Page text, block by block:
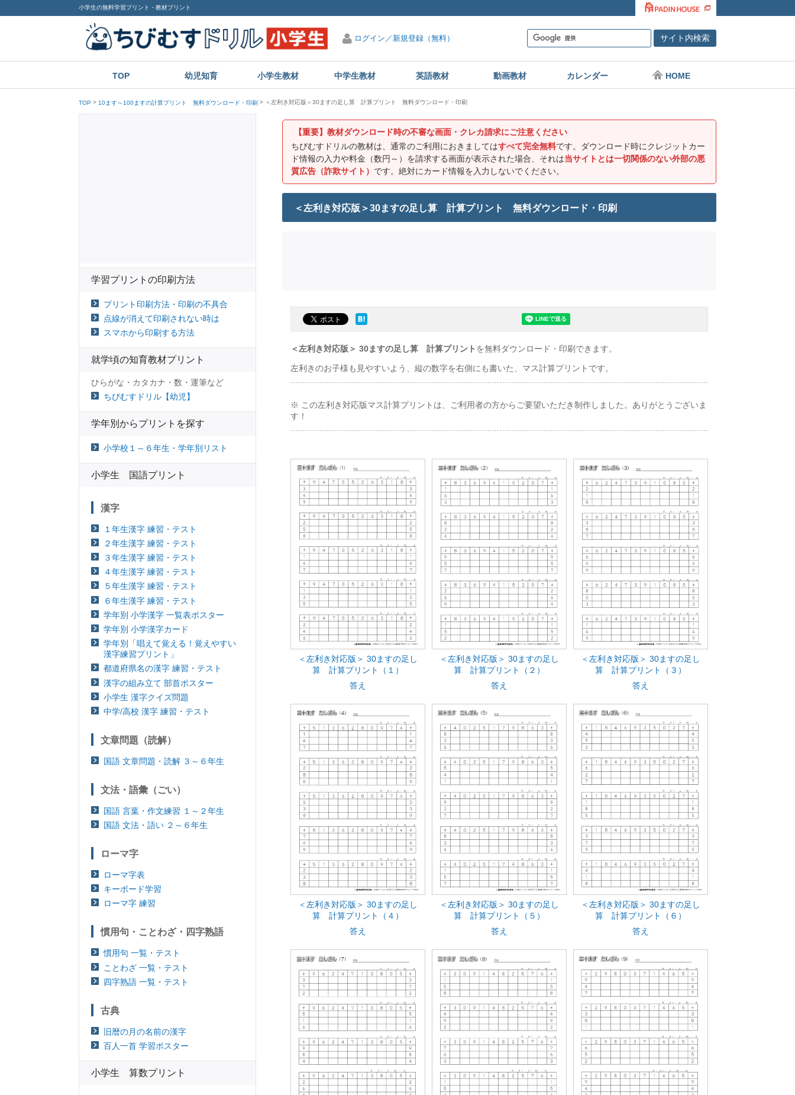
小学生の無料学習プリント・教材プリント
ログイン／新規登録（無料）
TOP 幼児知育 小学生教材 中学生教材 英語教材 動画教材 カレンダー HOME
TOP 10ます～100ますの計算プリント 無料ダウンロード・印刷 ＜左利き対応版＞30ますの足し算 計算プリント 無料ダウンロード・印刷
【重要】教材ダウンロード時の不審な画面・クレカ請求にご注意ください
ちびむすドリルの教材は、通常のご利用におきましてはすべて完全無料です。ダウンロード時にクレジットカー
ド情報の入力や料金（数円～）を請求する画面が表示された場合、それは当サイトとは一切関係のない外部の悪
質広告（詐欺サイト） です。絶対にカード情報を入力しないでください。
＜左利き対応版＞30ますの足し算 計算プリント 無料ダウンロード・印刷
＜左利き対応版＞ 30ますの足し算 計算プリント を無料ダウンロード・印刷できます。
左利きのお子様も見やすいよう、縦の数字を右側にも書いた、マス計算プリントです。
※ この左利き対応版マス計算プリントは、ご利用者の方からご要望いただき制作しました。ありがとうございま
す！
＜左利き対応版＞ 30ますの足し
算 計算プリント（１）
答え
＜左利き対応版＞ 30ますの足し
算 計算プリント（２）
答え
＜左利き対応版＞ 30ますの足し
算 計算プリント（３）
答え
＜左利き対応版＞ 30ますの足し
算 計算プリント（４）
答え
＜左利き対応版＞ 30ますの足し
算 計算プリント（５）
答え
＜左利き対応版＞ 30ますの足し
算 計算プリント（６）
答え
学習プリントの印刷方法
プリント印刷方法・印刷の不具合
点線が消えて印刷されない時は
スマホから印刷する方法
就学頃の知育教材プリント
ひらがな・カタカナ・数・運筆など
ちびむすドリル【幼児】
学年別からプリントを探す
小学校１～６年生・学年別リスト
小学生 国語プリント
漢字
１年生漢字 練習・テスト
２年生漢字 練習・テスト
３年生漢字 練習・テスト
４年生漢字 練習・テスト
５年生漢字 練習・テスト
６年生漢字 練習・テスト
学年別 小学漢字 一覧表ポスター
学年別 小学漢字カード
学年別「唱えて覚える！覚えやすい
漢字練習プリント」
都道府県名の漢字 練習・テスト
漢字の組み立て 部首ポスター
小学生 漢字クイズ問題
中学/高校 漢字 練習・テスト
文章問題（読解）
国語 文章問題・読解 ３～６年生
文法・語彙（ごい）
国語 言葉・作文練習 １～２年生
国語 文法・語い ２～６年生
ローマ字
ローマ字表
キーボード学習
ローマ字 練習
慣用句・ことわざ・四字熟語
慣用句 一覧・テスト
ことわざ 一覧・テスト
四字熟語 一覧・テスト
古典
旧暦の月の名前の漢字
百人一首 学習ポスター
小学生 算数プリント